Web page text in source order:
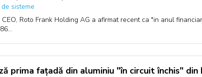
sisteme
Roto Frank Holding AG a afirmat recent ca "in anul
prima fațadă din aluminiu "în circuit închis" din